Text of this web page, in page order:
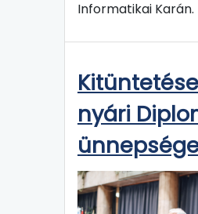
Informatikai Karán.
nyári